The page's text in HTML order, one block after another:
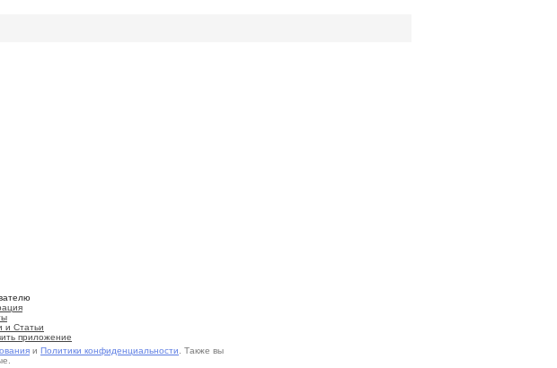
и Статьи
приложение
и Политики конфиденциальности. Также вы